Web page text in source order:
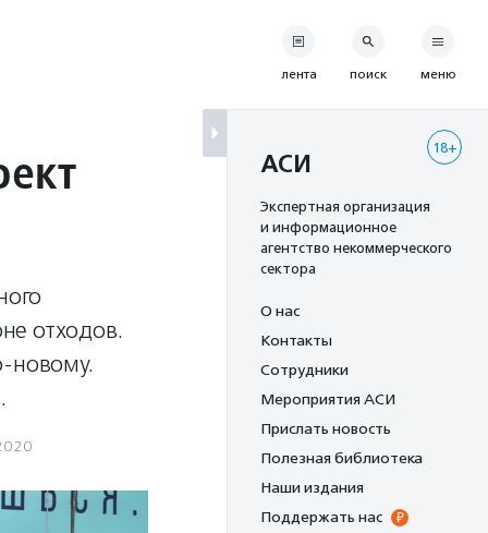
отходов.
новому.
лента поиск меню
18+
АСИ
Экспертная организация
и информационное
агентство некоммерческого
сектора
О нас
Контакты
Сотрудники
Мероприятия АСИ
Прислать новость
Полезная библиотека
Наши издания
Поддержать нас